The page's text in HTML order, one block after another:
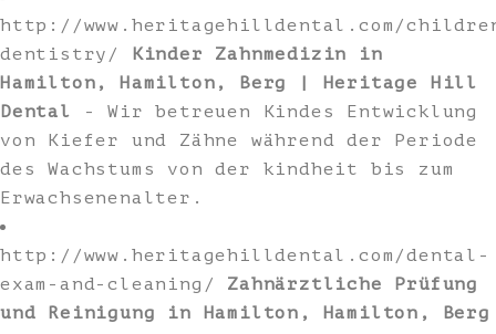
http://www.heritagehilldental.com/
dentistry/
Kinder Zahnmedizin in
Hamilton, Hamilton, Berg | Heritage Hill
Dental
- Wir betreuen Kindes Entwicklung
von Kiefer und Zähne während der Periode
des Wachstums von der kindheit bis zum
Erwachsenenalter.
http://www.heritagehilldental.com/dental-
exam-and-cleaning/ Zahnärztliche Prüfung
und Reinigung in Hamilton, Hamilton, Berg